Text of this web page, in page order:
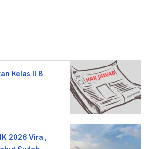
Kelas II B
2026 Viral,